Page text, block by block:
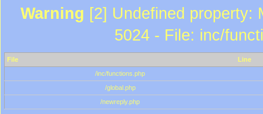
Warning [2] Undefined property:
5024 - File: inc/
File
Line
/inc/functions.php
/global.php
/newreply.php